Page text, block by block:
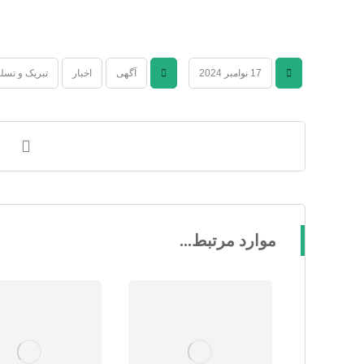
17 نوامبر 2024 آگهی اخبار تبریک و
موارد مرتبط...